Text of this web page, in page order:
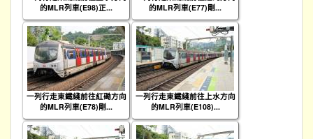
的MLR列車(E98)正...
的MLR列車(E77)剛...
一列行走東鐵綫前往紅磡方向
的MLR列車(E78)剛...
一列行走東鐵綫前往上水方向
的MLR列車(E108)...